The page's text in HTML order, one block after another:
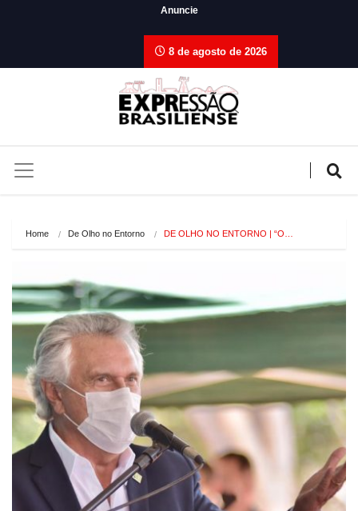
Anuncie
8 de agosto de 2026
Home De Olho no Entorno DE OLHO NO ENTORNO | “O…